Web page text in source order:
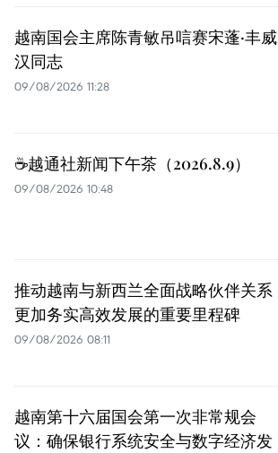
越南国会主席陈青敏吊唁赛宋蓬·丰威
汉同志
09/08/2026 11:28
☕️越通社新闻下午茶（2026.8.9）
09/08/2026 10:48
推动越南与新西兰全面战略伙伴关系
更加务实高效发展的重要里程碑
09/08/2026 08:11
越南第十六届国会第一次非常规会
议：确保银行系统安全与数字经济发